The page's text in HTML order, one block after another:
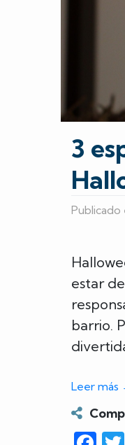
3
Publicado
estar
barrio.
Leer más